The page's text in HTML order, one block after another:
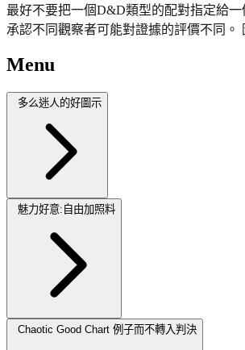
最好不要把一個D&D類型的配對指定給
承認不同觀察者可能對證據的評價不同。
Menu
多么迷人的好圖示
魅力好意:自由加照料
Chaotic Good Chart 例子而不轉入判決